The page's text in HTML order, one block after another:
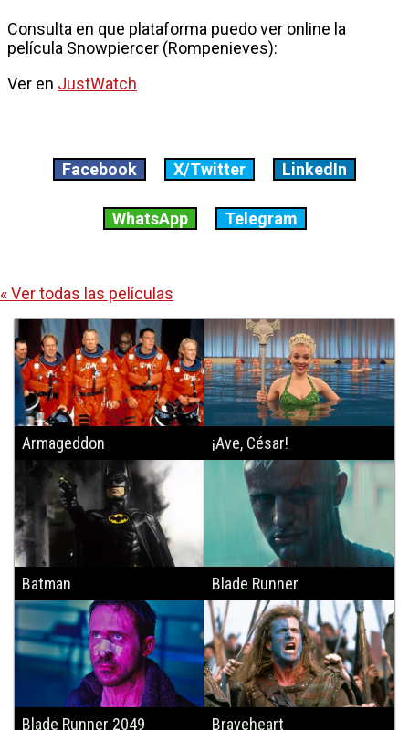
Consulta en que plataforma puedo ver online la
película Snowpiercer (Rompenieves):
Ver en JustWatch
Facebook X/Twitter LinkedIn
WhatsApp Telegram
« Ver todas las películas
Armageddon ¡Ave, César!
Batman Blade Runner
Blade Runner 2049 Braveheart